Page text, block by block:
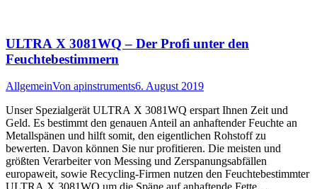
ULTRA X 3081WQ – Der Profi unter den
Feuchtebestimmern
AllgemeinVon apinstruments6. August 2019
Unser Spezialgerät ULTRA X 3081WQ erspart Ihnen Zeit und
Geld. Es bestimmt den genauen Anteil an anhaftender Feuchte an
Metallspänen und hilft somit, den eigentlichen Rohstoff zu
bewerten. Davon können Sie nur profitieren. Die meisten und
größten Verarbeiter von Messing und Zerspanungsabfällen
europaweit, sowie Recycling-Firmen nutzen den Feuchtebestimmter